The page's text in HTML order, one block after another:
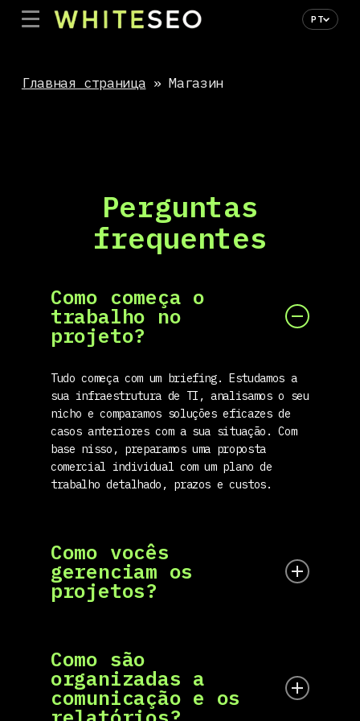
Skip
content
Menu
PT
Главная страница »Магазин
Perguntas
frequentes
Como começa o
trabalho no
projeto?
Tudo começa com um briefing. Estudamos a
sua infraestrutura de TI, analisamos o seu
nicho e comparamos soluções eficazes de
casos anteriores com a sua situação. Com
base nisso, preparamos uma proposta
comercial individual com um plano de
trabalho detalhado, prazos e custos.
Como vocês
gerenciam os
projetos?
projeto dedicado. Ele é o seu principal
ponto de contato, responsável pela
comunicação, pela coordenação da equipe,
pelo acompanhamento dos prazos e pelos
Como são
organizadas a
comunicação e os